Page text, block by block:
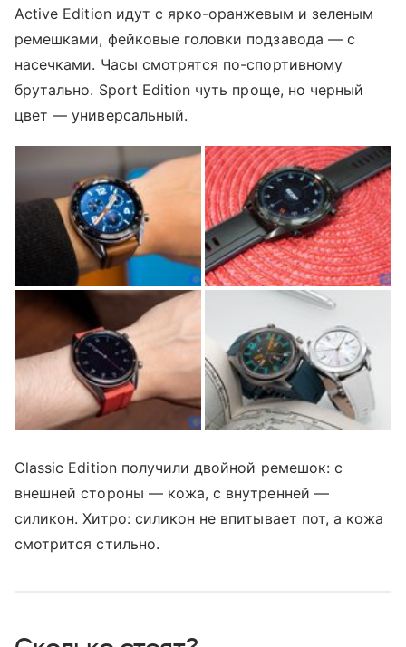
Active Edition идут с ярко-оранжевым и зеленым
ремешками, фейковые головки подзавода — с
насечками. Часы смотрятся по-спортивному
брутально. Sport Edition чуть проще, но черный
цвет — универсальный.
Classic Edition получили двойной ремешок: с
внешней стороны — кожа, с внутренней —
силикон. Хитро: силикон не впитывает пот, а кожа
смотрится стильно.